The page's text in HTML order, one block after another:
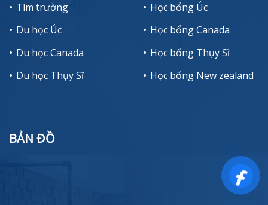
Tìm trường
Du học Úc
Du học Canada
Du học Thụy Sĩ
Học bổng Úc
Học bổng Canada
Học bổng Thụy Sĩ
Học bổng New zealand
BẢN ĐỒ